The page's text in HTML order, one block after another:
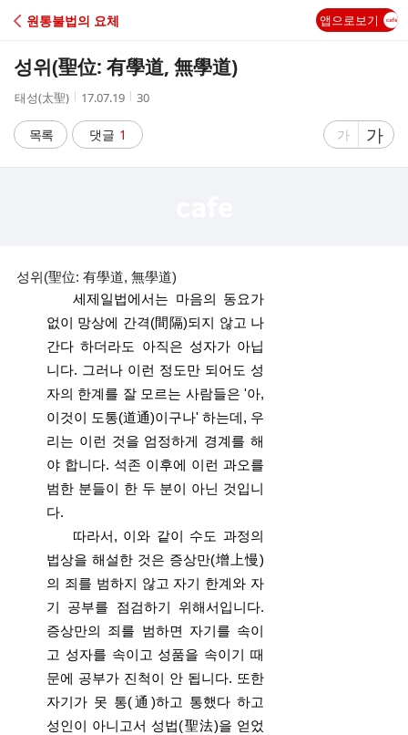
C
원통불법의 요체 앱으로보기
성위(聖位: 有學道, 無學道)
작
자
태성(太聖)
작
시
간
17.07.19
조
수
30
목록 댓글 1
글
가
글
자
가
성위(聖位: 有學道, 無學道)
세제일법에서는 마음의 동요가
없이 망상에 간격(間隔)되지 않고 나
간다 하더라도 아직은 성자가 아닙
니다. 그러나 이런 정도만 되어도 성
자의 한계를 잘 모르는 사람들은 '아,
이것이 도통(道通)이구나' 하는데, 우
리는 이런 것을 엄정하게 경계를 해
야 합니다. 석존 이후에 이런 과오를
범한 분들이 한 두 분이 아닌 것입니
다.
따라서, 이와 같이 수도 과정의
법상을 해설한 것은 증상만(增上慢)
의 죄를 범하지 않고 자기 한계와 자
기 공부를 점검하기 위해서입니다.
증상만의 죄를 범하면 자기를 속이
고 성자를 속이고 성품을 속이기 때
문에 공부가 진척이 안 됩니다. 또한
자기가 못 통(通)하고 통했다 하고
성인이 아니고서 성법(聖法)을 얻었